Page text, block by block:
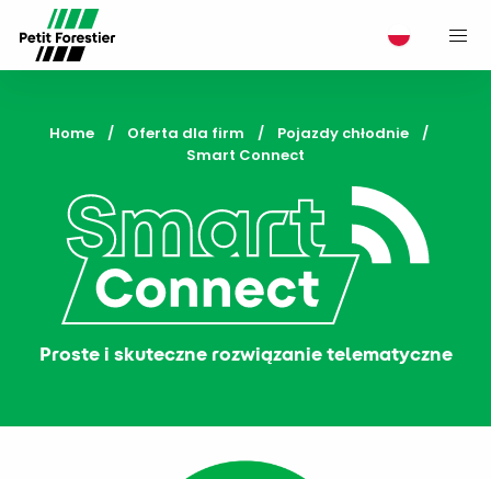
Home Oferta dla firm
Pojazdy chłodnie
Current:
Smart Connect
Proste i skuteczne rozwiązanie telematyczne